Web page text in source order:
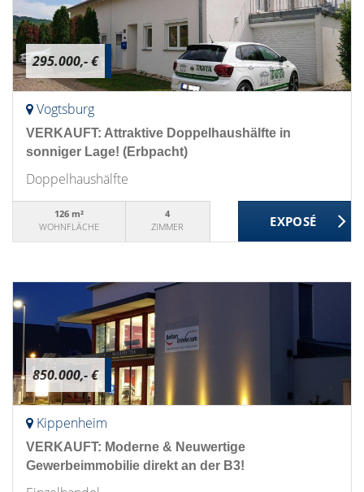
295.000,- €
Vogtsburg
VERKAUFT: Attraktive Doppelhaushälfte in
sonniger Lage! (Erbpacht)
Doppelhaushälfte
126 m²
WOHNFLÄCHE
4
ZIMMER
850.000,- €
Kippenheim
VERKAUFT: Moderne & Neuwertige
Gewerbeimmobilie direkt an der B3!